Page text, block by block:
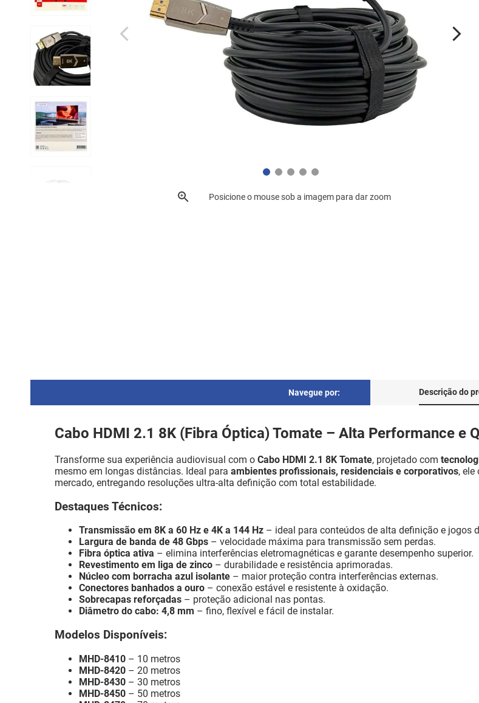
Posicione o mouse sob a imagem para dar zoom
Navegue por: Descrição do
Cabo HDMI 2.1 8K (Fibra Óptica) Tomate – Alta Performance e
Transforme sua experiência audiovisual com o Cabo HDMI 2.1 8K Tomate, projetado com
mesmo em longas distâncias. Ideal para ambientes profissionais, residenciais e corporativos,
mercado, entregando resoluções ultra-alta definição com total estabilidade.
Destaques Técnicos:
Transmissão em 8K a 60 Hz e 4K a 144 Hz – ideal para conteúdos de alta definição e jogos
Largura de banda de 48 Gbps – velocidade máxima para transmissão sem perdas.
Fibra óptica ativa – elimina interferências eletromagnéticas e garante desempenho superior.
Revestimento em liga de zinco – durabilidade e resistência aprimoradas.
Núcleo com borracha azul isolante – maior proteção contra interferências externas.
Conectores banhados a ouro – conexão estável e resistente à oxidação.
Sobrecapas reforçadas – proteção adicional nas pontas.
Diâmetro do cabo: 4,8 mm – fino, flexível e fácil de instalar.
Modelos Disponíveis:
MHD-8410 – 10 metros
MHD-8420 – 20 metros
MHD-8430 – 30 metros
MHD-8450 – 50 metros